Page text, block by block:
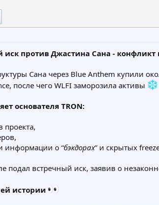
иск против Джастина Сана - конфликт
Сана через Blue Anthem купили
после чего WLFI заморозила активы
основателя TRON:
проекта,
информации о “бэкдорах” и скрытых
подал встречный иск, заявив о
истории